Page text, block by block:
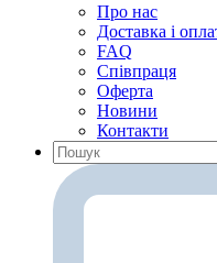
Про нас
Доставка і
FAQ
Співпраця
Оферта
Новини
Контакти